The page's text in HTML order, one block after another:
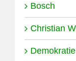
Bosch
Christian